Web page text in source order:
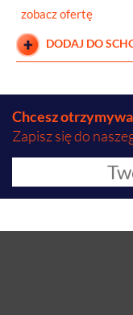
zobacz ofertę
DODAJ DO
Chcesz
Zapisz się do